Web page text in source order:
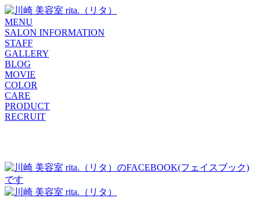
MENU
SALON INFORMATION
STAFF
GALLERY
BLOG
MOVIE
COLOR
CARE
PRODUCT
RECRUIT